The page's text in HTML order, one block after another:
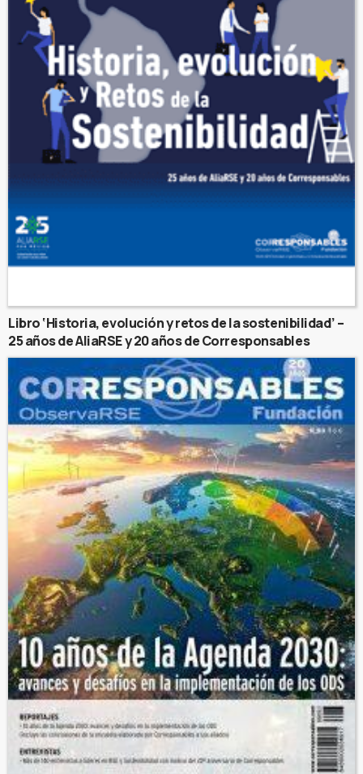
Libro ‘Historia, evolución y retos de la sostenibilidad’ –
25 años de AliaRSE y 20 años de Corresponsables